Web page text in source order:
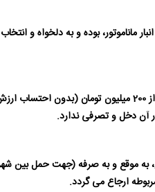
ماناموتور، بوده و به دلخواه و
حمل داخل شهری برای سفارشات بیش از 50 میلیون تومان و
آن دخل و تصرفی ندارد.
به موقع و به صرفه (جهت حمل
ارجاع می گردد.